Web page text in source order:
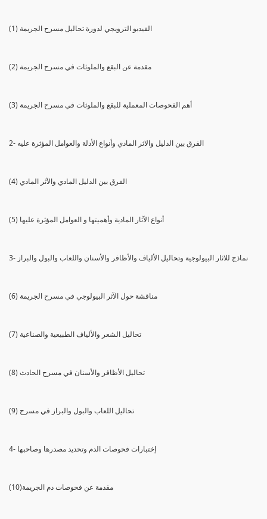
(1) الفيديو الترويجي لدورة تحاليل مسرح الجريمة
(2) مقدمة عن البقع والملوثات في مسرح الجريمة
(3) أهم الفحوصات المعملية للبقع والملوثات في مسرح الجريمة
2- الفرق بين الدليل والاثر المادي وأنواع الأدلة والعوامل المؤثرة عليه
(4) الفرق بين الدليل المادي والآثر المادي
(5) أنواع الآثار المادية وأهميتها و العوامل المؤثرة عليها
3- نماذج للاثار البيولوجية وتحاليل الألياف والأظافر والأسنان واللعاب والبول والبراز
(6) مناقشة حول الآثر البيولوجي في مسرح الجريمة
(7) تحاليل الشعر والألياف الطبيعية والصناعية
(8) تحاليل الأظافر والأسنان في مسرح الحادث
(9) تحاليل اللعاب والبول والبراز في مسرح
4- إختبارات فحوصات الدم وتحديد مصدرها وصاحبها
(10)مقدمة عن فحوصات دم الجريمة